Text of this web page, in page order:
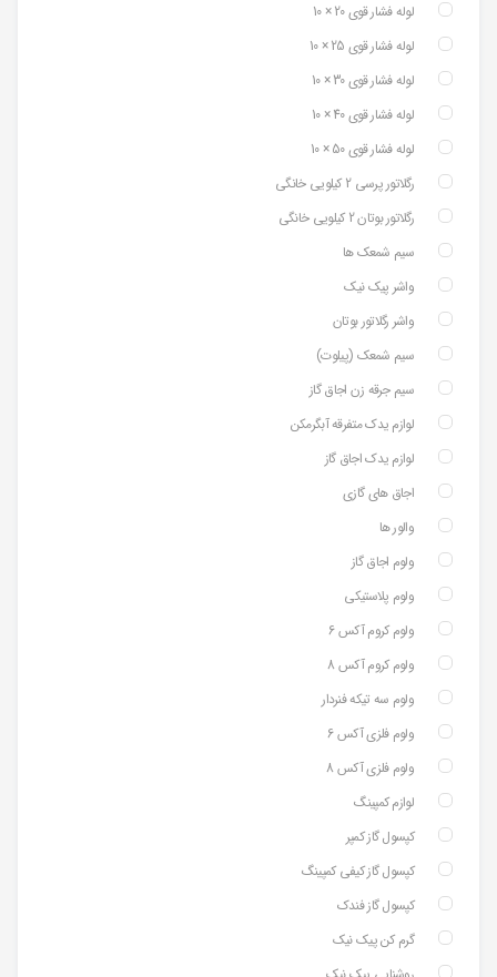
لوله فشار قوی 20 × 10
لوله فشار قوی 25 × 10
لوله فشار قوی 30 × 10
لوله فشار قوی 40 × 10
لوله فشار قوی 50 × 10
رگلاتور پرسی 2 کیلویی خانگی
رگلاتور بوتان 2 کیلویی خانگی
سیم شمعک ها
واشر پیک نیک
واشر رگلاتور بوتان
سیم شمعک (پیلوت)
سیم جرقه زن اجاق گاز
لوازم یدک متفرقه آبگرمکن
لوازم یدک اجاق گاز
اجاق های گازی
والور ها
ولوم اجاق گاز
ولوم پلاستیکی
ولوم کروم آکس 6
ولوم کروم آکس 8
ولوم سه تیکه فنردار
ولوم فلزی آکس 6
ولوم فلزی آکس 8
لوازم کمپینگ
کپسول گاز کمپر
کپسول گاز کیفی کمپینگ
کپسول گاز فندک
گرم کن پیک نیک